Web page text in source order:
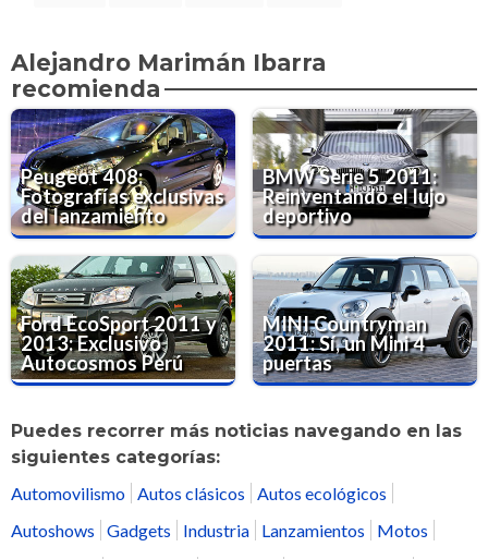
Alejandro Marimán Ibarra
recomienda
Peugeot 408:
Fotografías exclusivas
del lanzamiento
BMW Serie 5 2011:
Reinventando el lujo
deportivo
Ford EcoSport 2011 y
2013: Exclusivo
Autocosmos Perú
MINI Countryman
2011: Sí, un Mini 4
puertas
Puedes recorrer más noticias navegando en las
siguientes categorías:
Automovilismo Autos clásicos
Autos ecológicos
Autoshows
Gadgets Industria Lanzamientos
Motos